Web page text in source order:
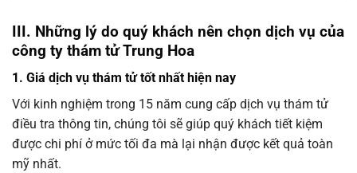
III. Những lý do quý khách nên chọn dịch vụ của
công ty thám tử Trung Hoa
1. Giá dịch vụ thám tử tốt nhất hiện nay
Với kinh nghiệm trong 15 năm cung cấp dịch vụ thám tử
điều tra thông tin, chúng tôi sẽ giúp quý khách tiết kiệm
được chi phí ở mức tối đa mà lại nhận được kết quả toàn
mỹ nhất.